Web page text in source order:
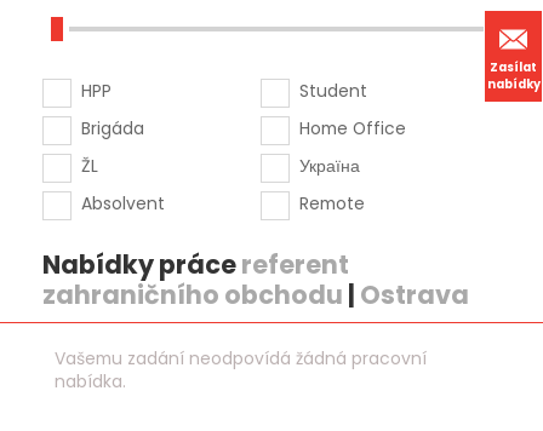
Zasílat
nabídky
HPP
Brigáda
ŽL
Absolvent
Student
Home Office
Україна
Remote
Nabídky prácereferent
zahraničního obchodu | Ostrava
Vašemu zadání neodpovídá žádná pracovní
nabídka.